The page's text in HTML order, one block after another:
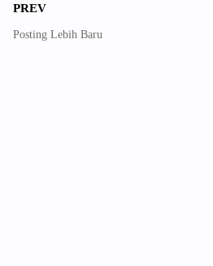
PREV
Posting Lebih Baru